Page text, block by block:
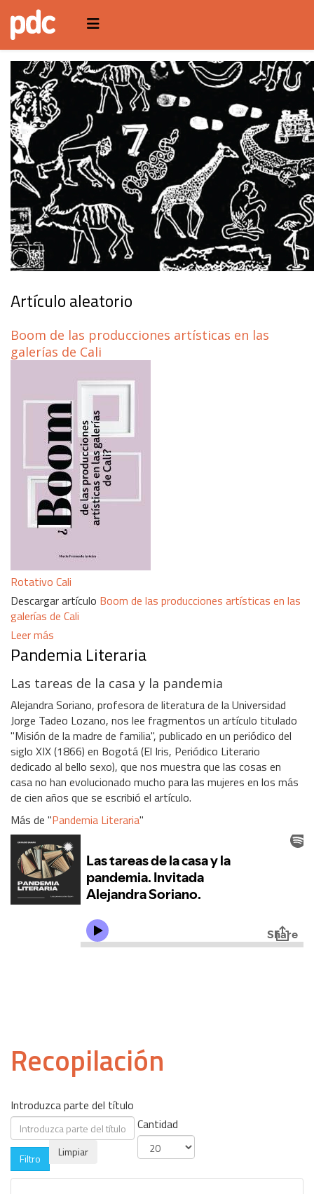
Artículo aleatorio
Boom de las producciones artísticas en las
galerías de Cali
Rotativo Cali
Descargar artículo Boom de las producciones artísticas en las
galerías de Cali
Leer más
Pandemia Literaria
Las tareas de la casa y la pandemia
Alejandra Soriano, profesora de literatura de la Universidad
Jorge Tadeo Lozano, nos lee fragmentos un artículo titulado
"Misión de la madre de familia", publicado en un periódico del
siglo XIX (1866) en Bogotá (El Iris, Periódico Literario
dedicado al bello sexo), que nos muestra que las cosas en
casa no han evolucionado mucho para las mujeres en los más
de cien años que se escribió el artículo.
Más de "Pandemia Literaria"
Recopilación
Introduzca parte del título
Filtro Limpiar
Cantidad